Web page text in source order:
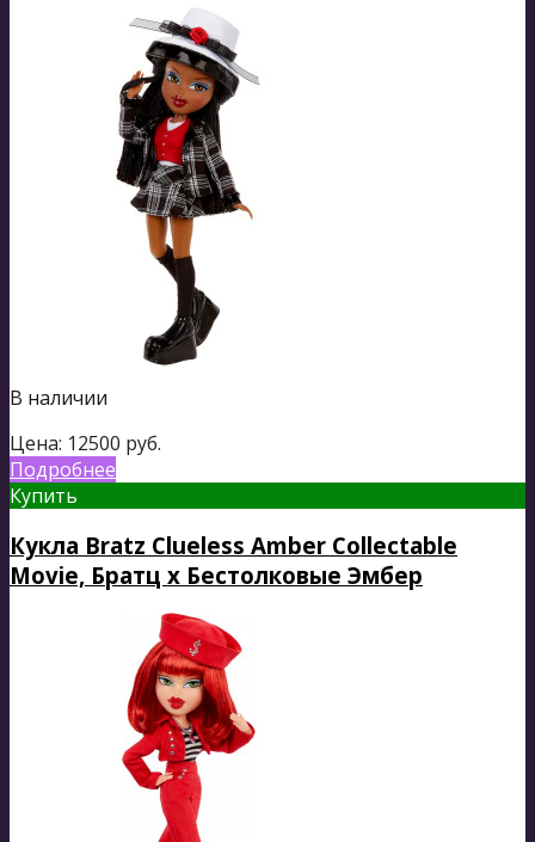
В наличии
Цена: 12500 руб.
Подробнее
Купить
Кукла Bratz Clueless Amber Collectable
Movie, Братц х Бестолковые Эмбер